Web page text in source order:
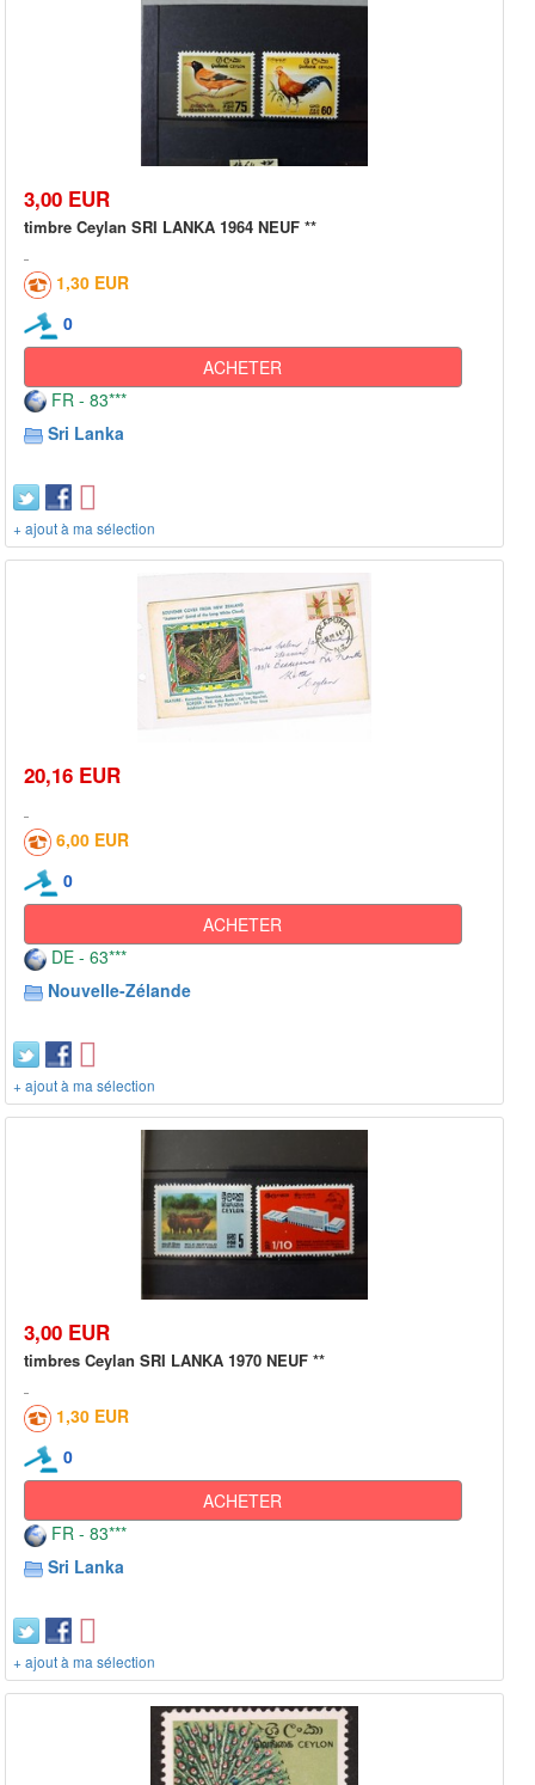
3,00 EUR
timbre Ceylan SRI LANKA 1964 NEUF **
1,30 EUR
0
ACHETER
FR - 83***
Sri Lanka
+ ajout à ma sélection
20,16 EUR
6,00 EUR
0
ACHETER
DE - 63***
Nouvelle-Zélande
+ ajout à ma sélection
3,00 EUR
timbres Ceylan SRI LANKA 1970 NEUF **
1,30 EUR
0
ACHETER
FR - 83***
Sri Lanka
+ ajout à ma sélection